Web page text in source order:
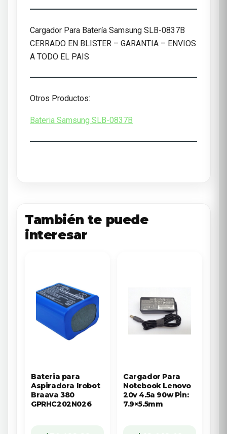
Cargador Para Batería Samsung SLB-0837B
CERRADO EN BLISTER – GARANTIA – ENVIOS
A TODO EL PAIS
Otros Productos:
Bateria Samsung SLB-0837B
También te puede
interesar
Bateria para
Aspiradora Irobot
Braava 380
GPRHC202N026
Cargador Para
Notebook Lenovo
20v 4.5a 90w Pin:
7.9×5.5mm